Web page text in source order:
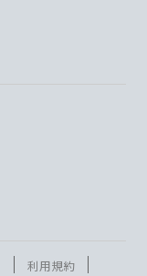
利用規約